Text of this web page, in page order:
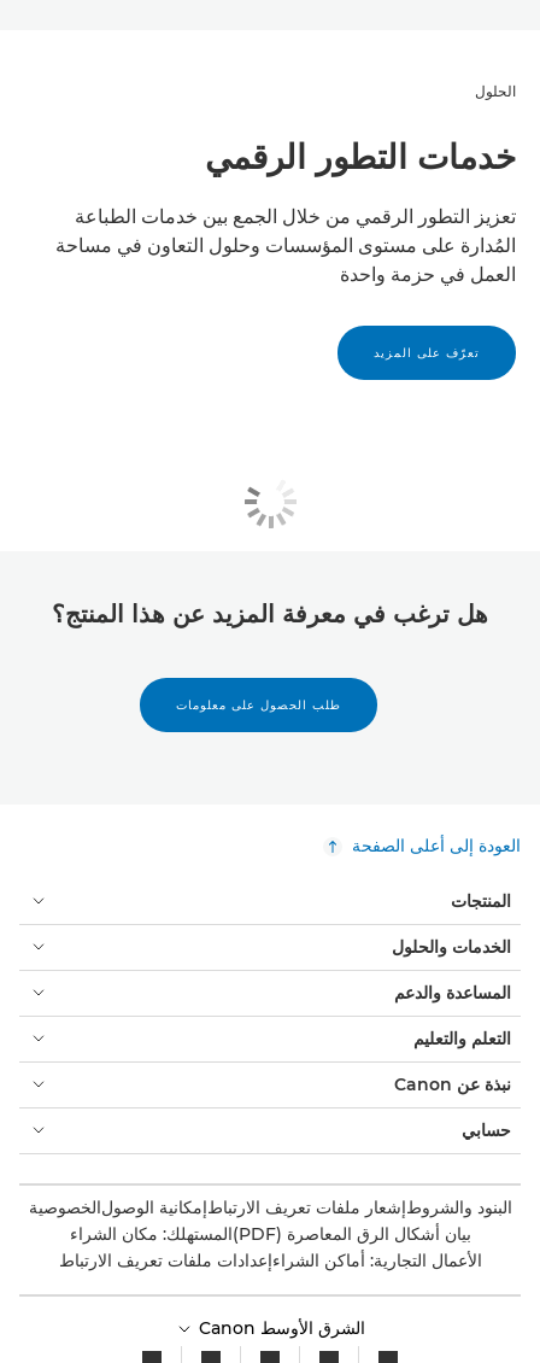
الحلول
خدمات التطور الرقمي
تعزيز التطور الرقمي من خلال الجمع بين خدمات الطباعة
المُدارة على مستوى المؤسسات وحلول التعاون في مساحة
العمل في حزمة واحدة
تعرّف على المزيد
هل ترغب في معرفة المزيد عن هذا المنتج؟
طلب الحصول على معلومات
العودة إلى أعلى الصفحة
المنتجات
الخدمات والحلول
المساعدة والدعم
التعلم والتعليم
نبذة عن Canon
حسابي
البنود والشروطإشعار ملفات تعريف الارتباطإمكانية الوصولالخصوصية
بيان أشكال الرق المعاصرة (PDF)
المستهلك: مكان الشراء
الأعمال التجارية: أماكن الشراءإعدادات ملفات تعريف الارتباط
الشرق الأوسط Canon